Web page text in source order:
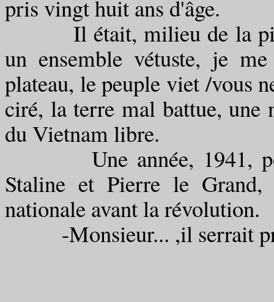
pris vingt huit ans d'âge.
Il était, milieu de la
un ensemble vétuste, je
plateau, le peuple viet /vous
ciré, la terre mal battue, une
du Vietnam libre.
Une année, 1941,
Staline et Pierre le
nationale avant la révolution.
-Monsieur... ,il serrait